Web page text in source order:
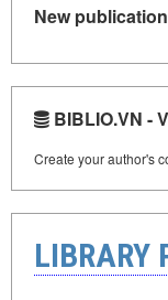
New
BIBLIO.VN -
Create your author's
LIBRARY